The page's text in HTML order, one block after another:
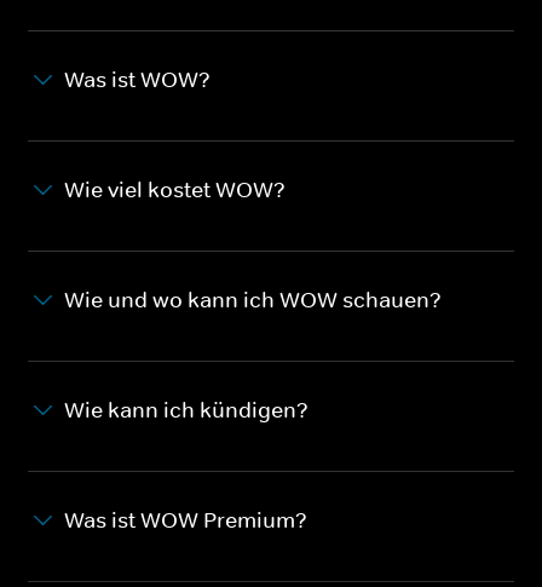
Was ist WOW?
Wie viel kostet WOW?
Wie und wo kann ich WOW schauen?
Wie kann ich kündigen?
Was ist WOW Premium?